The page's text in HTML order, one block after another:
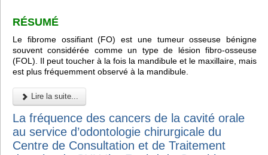
RÉSUMÉ
Le fibrome ossifiant (FO) est une tumeur osseuse bénigne
souvent considérée comme un type de lésion fibro-osseuse
(FOL). Il peut toucher à la fois la mandibule et le maxillaire, mais
est plus fréquemment observé à la mandibule.
Lire la suite...
La fréquence des cancers de la cavité orale
au service d’odontologie chirurgicale du
Centre de Consultation et de Traitement